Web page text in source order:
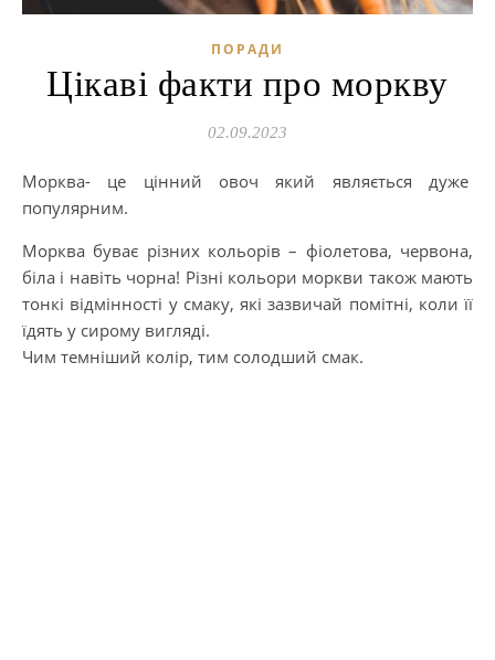
ПОРАДИ
Цікаві факти про моркву
02.09.2023
Морква- це цінний овоч який являється дуже
популярним.
Морква буває різних кольорів – фіолетова, червона,
біла і навіть чорна! Різні кольори моркви також мають
тонкі відмінності у смаку, які зазвичай помітні, коли її
їдять у сирому вигляді.
Чим темніший колір, тим солодший смак.